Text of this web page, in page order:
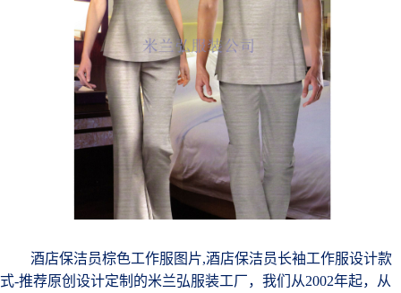
酒店保洁员棕色工作服图片,酒店保洁员长袖工作服设计款
式-推荐原创设计定制的米兰弘服装工厂，我们从2002年起，从